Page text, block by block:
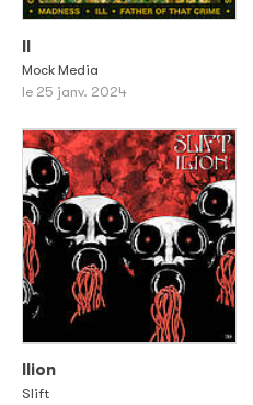
II
Mock Media
le 25 janv. 2024
Ilion
Slift